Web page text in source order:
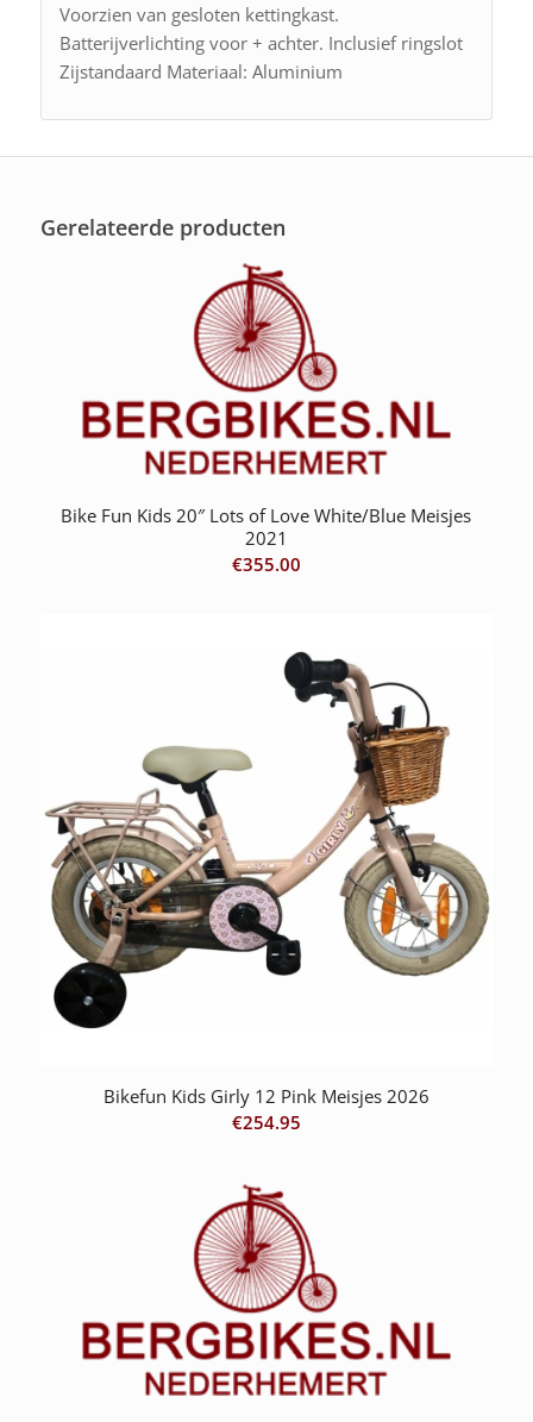
Voorzien van gesloten kettingkast.
Batterijverlichting voor + achter. Inclusief ringslot
Zijstandaard Materiaal: Aluminium
Gerelateerde producten
Bike Fun Kids 20″ Lots of Love White/Blue Meisjes
2021
€355.00
Bikefun Kids Girly 12 Pink Meisjes 2026
€254.95